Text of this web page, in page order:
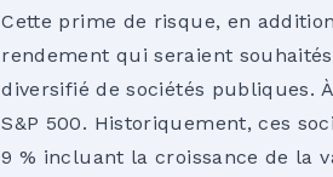
Cette prime de risque, en
rendement qui seraient
diversifié de sociétés publiques.
S&P 500. Historiquement, ces
9 % incluant la croissance de la